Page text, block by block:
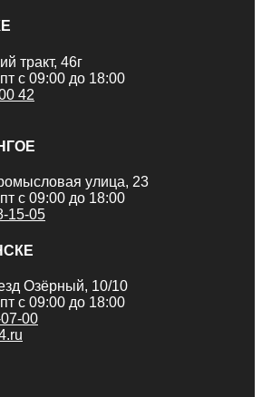
тракт, 46г
с 09:00 до 18:00
42
улица, 23
с 09:00 до 18:00
15-05
Озёрный, 10/10
с 09:00 до 18:00
00